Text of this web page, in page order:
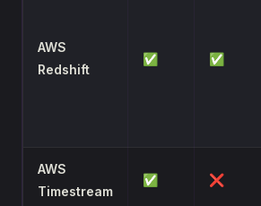
AWS
Redshift
✅ ✅
AWS
Timestream
✅ ❌